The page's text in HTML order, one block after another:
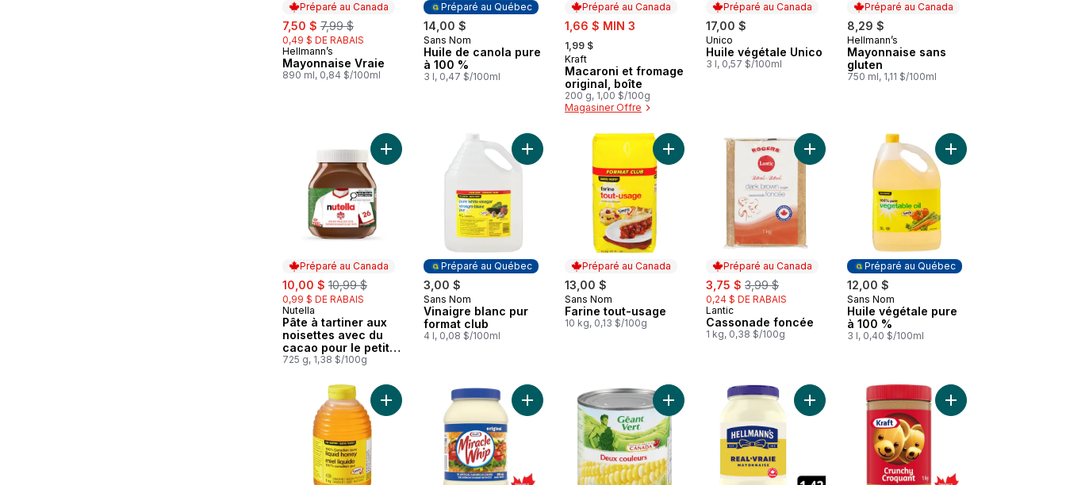
Préparé au Canada
sale:
7,50 $ , formerly:
7,99 $
0,49 $ DE RABAIS
Préparé au Canada
Hellmann’s
Mayonnaise Vraie
890 ml, 0,84 $/100ml
Préparé au Québec
14,00 $
Préparé au Québec
Sans Nom
Huile de canola pure
à 100 %
3 l, 0,47 $/100ml
Préparé au Canada
sale:
1,66 $ MIN 3
, formerly:
1,99 $
Préparé au Canada
Kraft
Macaroni et fromage
original, boîte
200 g, 1,00 $/100g
Magasiner Offre
Préparé au Canada
17,00 $
Préparé au Canada
Unico
Huile végétale Unico
3 l, 0,57 $/100ml
Préparé au Canada
8,29 $
Préparé au Canada
Hellmann’s
Mayonnaise sans
gluten
750 ml, 1,11 $/100ml
Préparé au Canada
sale:
10,00 $ , formerly:
10,99 $
0,99 $ DE RABAIS
Préparé au Canada
Nutella
Pâte à tartiner aux
noisettes avec du
cacao pour le petit-
déjeuner
725 g, 1,38 $/100g
Ajouter Pâte à tartiner aux noisettes avec du cacao pour le petit-déjeuner au panier
Préparé au Québec
3,00 $
Préparé au Québec
Sans Nom
Vinaigre blanc pur
format club
4 l, 0,08 $/100ml
Ajouter Vinaigre blanc pur format club au panier
Préparé au Canada
13,00 $
Préparé au Canada
Sans Nom
Farine tout-usage
10 kg, 0,13 $/100g
Ajouter Farine tout-usage au panier
Préparé au Canada
sale:
3,75 $ , formerly:
3,99 $
0,24 $ DE RABAIS
Préparé au Canada
Lantic
Cassonade foncée
1 kg, 0,38 $/100g
Ajouter Cassonade foncée au panier
Préparé au Québec
12,00 $
Préparé au Québec
Sans Nom
Huile végétale pure
à 100 %
3 l, 0,40 $/100ml
Ajouter Huile
Ajouter Miel liquide pur 100 % canadien au panier
Ajouter Tartinade originale au panierAjouter Maïs deux couleurs au panierAjouter Vraie Mayonnaise au panierAjouter Beurre